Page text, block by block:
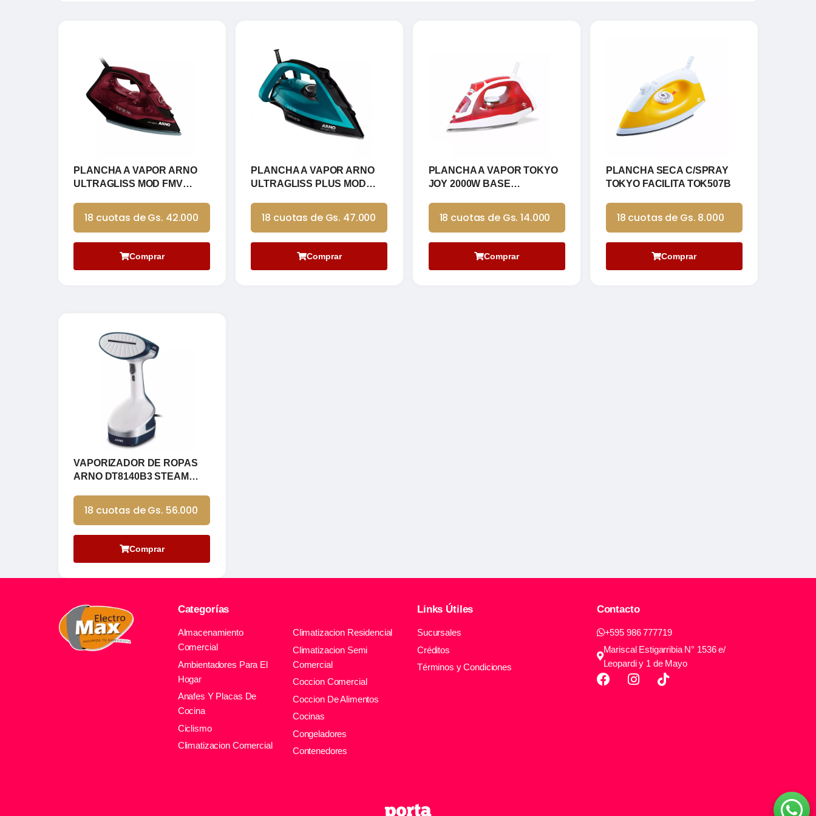
PLANCHA A VAPOR ARNO
ULTRAGLISS MOD FMV
18 cuotas de Gs. 42.000
Comprar
PLANCHA A VAPOR ARNO
ULTRAGLISS PLUS MOD
18 cuotas de Gs. 47.000
Comprar
PLANCHA A VAPOR TOKYO
JOY 2000W BASE
18 cuotas de Gs. 14.000
Comprar
PLANCHA SECA C/SPRAY
TOKYO FACILITA TOK507B
18 cuotas de Gs. 8.000
Comprar
VAPORIZADOR DE ROPAS
ARNO DT8140B3 STEAM
18 cuotas de Gs. 56.000
Comprar
Categorías
Almacenamiento
Comercial
Ambientadores Para El
Hogar
Anafes Y Placas De
Cocina
Ciclismo
Climatizacion Comercial
Climatizacion Residencial
Climatizacion Semi
Comercial
Coccion Comercial
Coccion De Alimentos
Cocinas
Congeladores
Contenedores
Links Útiles
Sucursales
Créditos
Términos y Condiciones
Contacto
+595 986 777719
Mariscal Estigarribia N° 1536 e/
Leopardi y 1 de Mayo